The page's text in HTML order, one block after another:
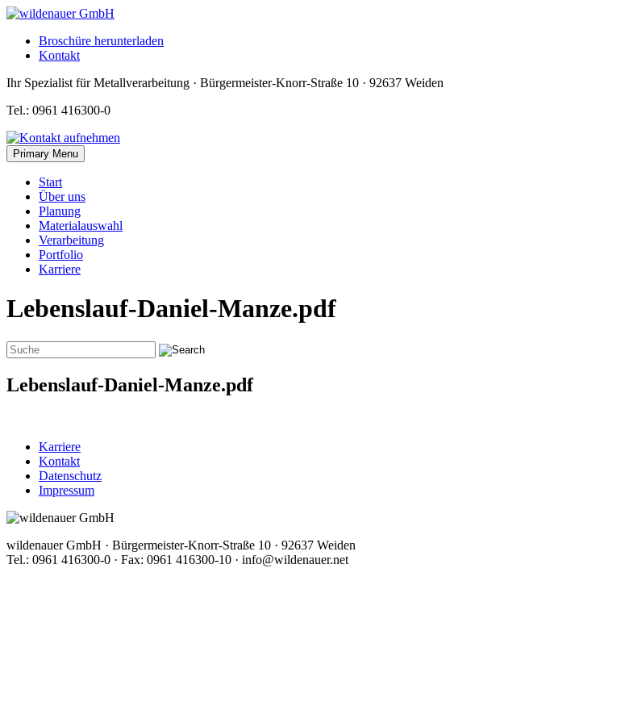
Skip
contentBroschüre herunterladen
Kontakt
Ihr Spezialist für Metallverarbeitung · Bürgermeister-Knorr-Straße 10 · 92637 Weiden
Tel.: 0961 416300-0
Primary Menu
Start
Über uns
Planung
Materialauswahl
Verarbeitung
Portfolio
Karriere
Lebenslauf-Daniel-Manze.pdf
Lebenslauf-Daniel-Manze.pdf
Karriere
Kontakt
Datenschutz
Impressum
wildenauer GmbH · Bürgermeister-Knorr-Straße 10 · 92637 Weiden
Tel.: 0961 416300-0 · Fax: 0961 416300-10 · info@wildenauer.net